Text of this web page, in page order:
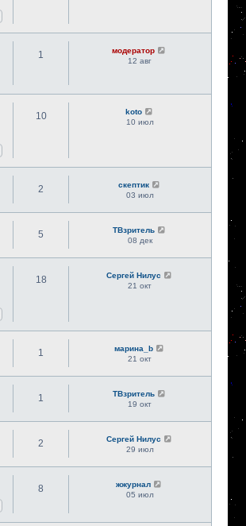
1
модератор
12 авг
10
koto
10 июл
2
скептик
03 июл
5
ТВзритель
08 дек
18
Сергей Нилус
21 окт
1
марина_b
21 окт
1
ТВзритель
19 окт
2
Сергей Нилус
29 июл
8
жжурнал
05 июл